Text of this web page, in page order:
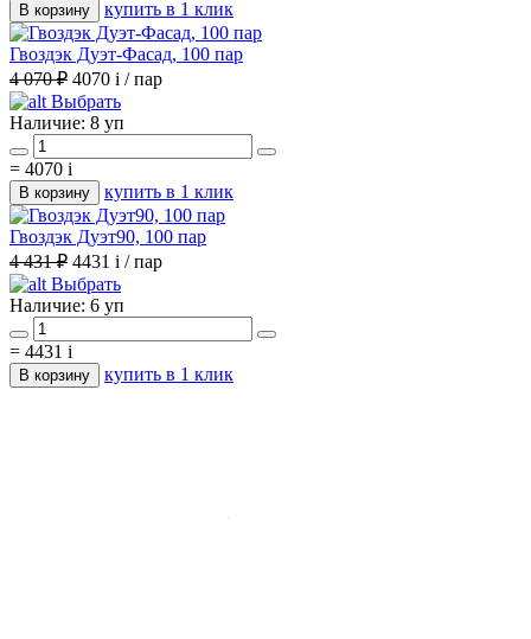
В корзину купить в 1 клик
Гвоздэк Дуэт-Фасад, 100 пар
4 070 ₽ 4070 i / пар
Выбрать
Наличие: 8 уп
= 4070 i
В корзину купить в 1 клик
Гвоздэк Дуэт90, 100 пар
4 431 ₽ 4431 i / пар
Выбрать
Наличие: 6 уп
= 4431 i
В корзину купить в 1 клик